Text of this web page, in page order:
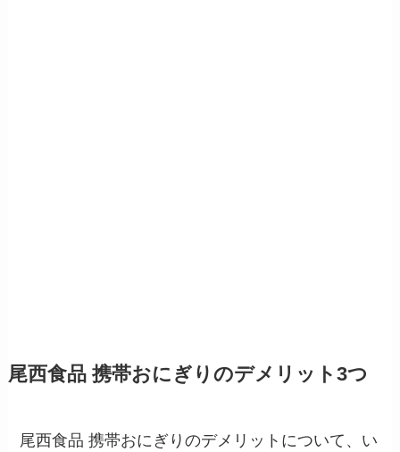
尾西食品 携帯おにぎりのデメリット3つ
尾西食品 携帯おにぎりのデメリットについて、い